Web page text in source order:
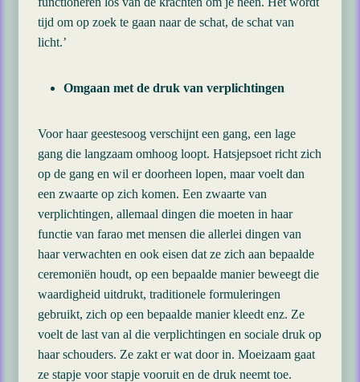
tijd om op zoek te gaan naar de schat, de schat van
licht.’
Omgaan met de druk van verplichtingen
Voor haar geestesoog verschijnt een gang, een lage
gang die langzaam omhoog loopt. Hatsjepsoet richt zich
op de gang en wil er doorheen lopen, maar voelt dan
een zwaarte op zich komen. Een zwaarte van
verplichtingen, allemaal dingen die moeten in haar
functie van farao met mensen die allerlei dingen van
haar verwachten en ook eisen dat ze zich aan bepaalde
ceremoniën houdt, op een bepaalde manier beweegt die
waardigheid uitdrukt, traditionele formuleringen
gebruikt, zich op een bepaalde manier kleedt enz. Ze
voelt de last van al die verplichtingen en sociale druk op
haar schouders. Ze zakt er wat door in. Moeizaam gaat
ze stapje voor stapje vooruit en de druk neemt toe.